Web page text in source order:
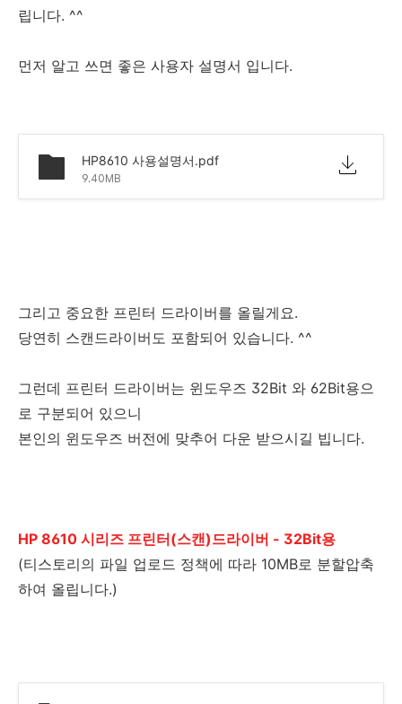
립니다. ^^
먼저 알고 쓰면 좋은 사용자 설명서 입니다.
HP8610 사용설명서.pdf
9.40MB
그리고 중요한 프린터 드라이버를 올릴게요.
당연히 스캔드라이버도 포함되어 있습니다. ^^
그런데 프린터 드라이버는 윈도우즈 32Bit 와 62Bit용으
로 구분되어 있으니
본인의 윈도우즈 버전에 맞추어 다운 받으시길 빕니다.
HP 8610 시리즈 프린터(스캔)드라이버 - 32Bit용
(티스토리의 파일 업로드 정책에 따라 10MB로 분할압축
하여 올립니다.)